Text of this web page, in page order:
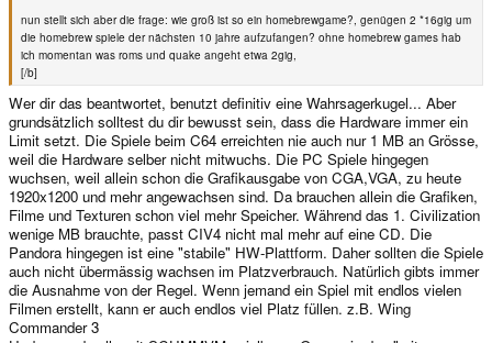
nun stellt sich aber die frage: wie groß ist so ein homebrewgame?, genügen 2 *16gig um
die homebrew spiele der nächsten 10 jahre aufzufangen? ohne homebrew games hab
ich momentan was roms und quake angeht etwa 2gig,
[/b]
Wer dir das beantwortet, benutzt definitiv eine Wahrsagerkugel... Aber
grundsätzlich solltest du dir bewusst sein, dass die Hardware immer ein
Limit setzt. Die Spiele beim C64 erreichten nie auch nur 1 MB an Grösse,
weil die Hardware selber nicht mitwuchs. Die PC Spiele hingegen
wuchsen, weil allein schon die Grafikausgabe von CGA,VGA, zu heute
1920x1200 und mehr angewachsen sind. Da brauchen allein die Grafiken,
Filme und Texturen schon viel mehr Speicher. Während das 1. Civilization
wenige MB brauchte, passt CIV4 nicht mal mehr auf eine CD. Die
Pandora hingegen ist eine "stabile" HW-Plattform. Daher sollten die Spiele
auch nicht übermässig wachsen im Platzverbrauch. Natürlich gibts immer
die Ausnahme von der Regel. Wenn jemand ein Spiel mit endlos vielen
Filmen erstellt, kann er auch endlos viel Platz füllen. z.B. Wing
Commander 3